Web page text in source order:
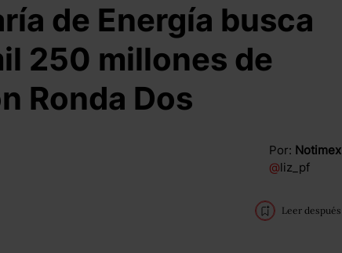
de Energía busca
250 millones de
Ronda Dos
Por: Notimex
@liz_pf
Leer después